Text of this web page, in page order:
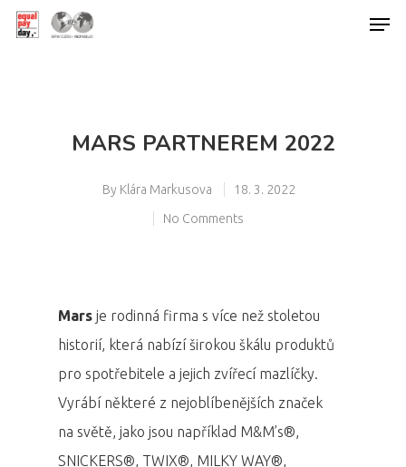
MARS PARTNEREM 2022
By Klára Markusova
18. 3. 2022
No Comments
Mars je rodinná firma s více než stoletou
historií, která nabízí širokou škálu produktů
pro spotřebitele a jejich zvířecí mazlíčky.
Vyrábí některé z nejoblíbenějších značek
na světě, jako jsou například M&M’s®,
SNICKERS®, TWIX®, MILKY WAY®,